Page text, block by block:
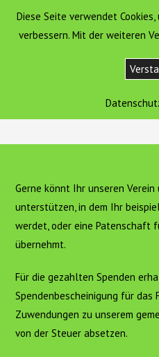
springen
Hof Sonnengold
Werde Teil
Werde Teil unserer Idee
Gerne könnt Ihr unseren
unterstützen, in dem Ihr
werdet, oder eine Patenschaft
übernehmt.
Für die gezahlten Spenden
Spendenbescheinigung für das
Zuwendungen zu unserem
von der Steuer absetzen.
Diese Seite verwendet
verbessern. Mit der weiteren